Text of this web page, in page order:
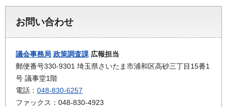
お問い合わせ
議会事務局 政策調査課 広報担当
郵便番号330-9301 埼玉県さいたま市浦和区高砂三丁目15番1
号 議事堂1階
電話： 048-830-6257
ファックス：048-830-4923